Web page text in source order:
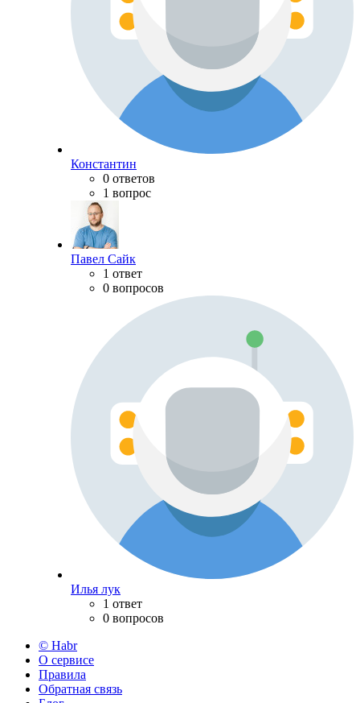
Константин
0 ответов
1 вопрос
Павел Сайк
1 ответ
0 вопросов
Илья лук
1 ответ
0 вопросов
© Habr
О сервисе
Правила
Обратная связь